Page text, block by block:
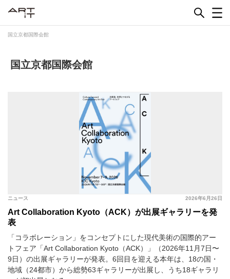
国立京都国際会館
国立京都国際会館
2026年6月26日
ニュース
Art Collaboration Kyoto（ACK）が出展ギャラリーを発
表
「コラボレーション」をコンセプトにした現代美術の国際的アー
トフェア「Art Collaboration Kyoto（ACK）」（2026年11月7日〜
9日）の出展ギャラリーが発表。6回目を迎える本年は、18の国・
地域（24都市）から総勢63ギャラリーが出展し、うち18ギャラリ